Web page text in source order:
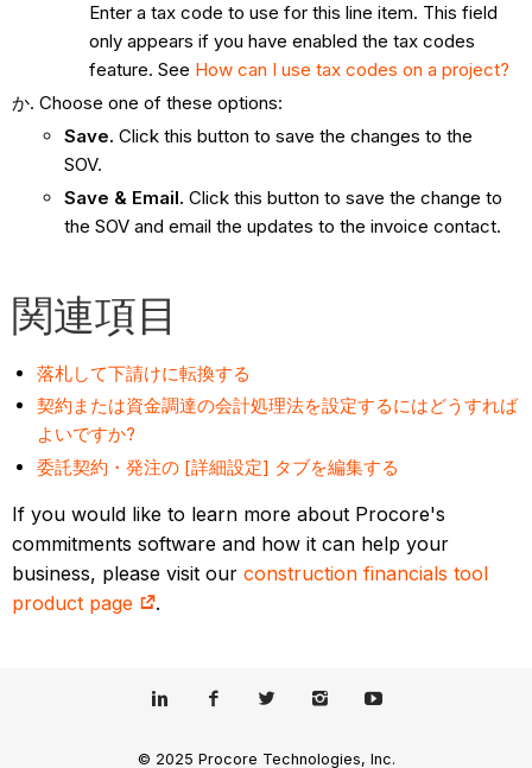
Enter a tax code to use for this line item. This field
only appears if you have enabled the tax codes
feature. See How can I use tax codes on a project?
Choose one of these options:
Save. Click this button to save the changes to the
SOV.
Save & Email. Click this button to save the change to
the SOV and email the updates to the invoice contact.
関連項目
落札して下請けに転換する
契約または資金調達の会計処理法を設定するにはどうすれば
よいですか?
委託契約・発注の [詳細設定] タブを編集する
If you would like to learn more about Procore's
commitments software and how it can help your
business, please visit ourconstruction financials tool
product page
.
© 2025 Procore Technologies, Inc.